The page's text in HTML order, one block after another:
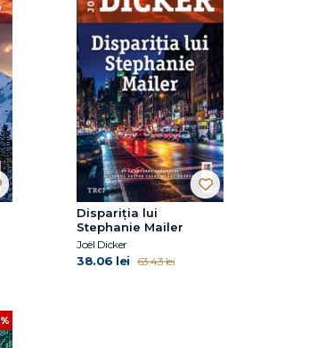
Dispariția lui
Stephanie Mailer
Joël Dicker
38.06 lei 63.43 lei